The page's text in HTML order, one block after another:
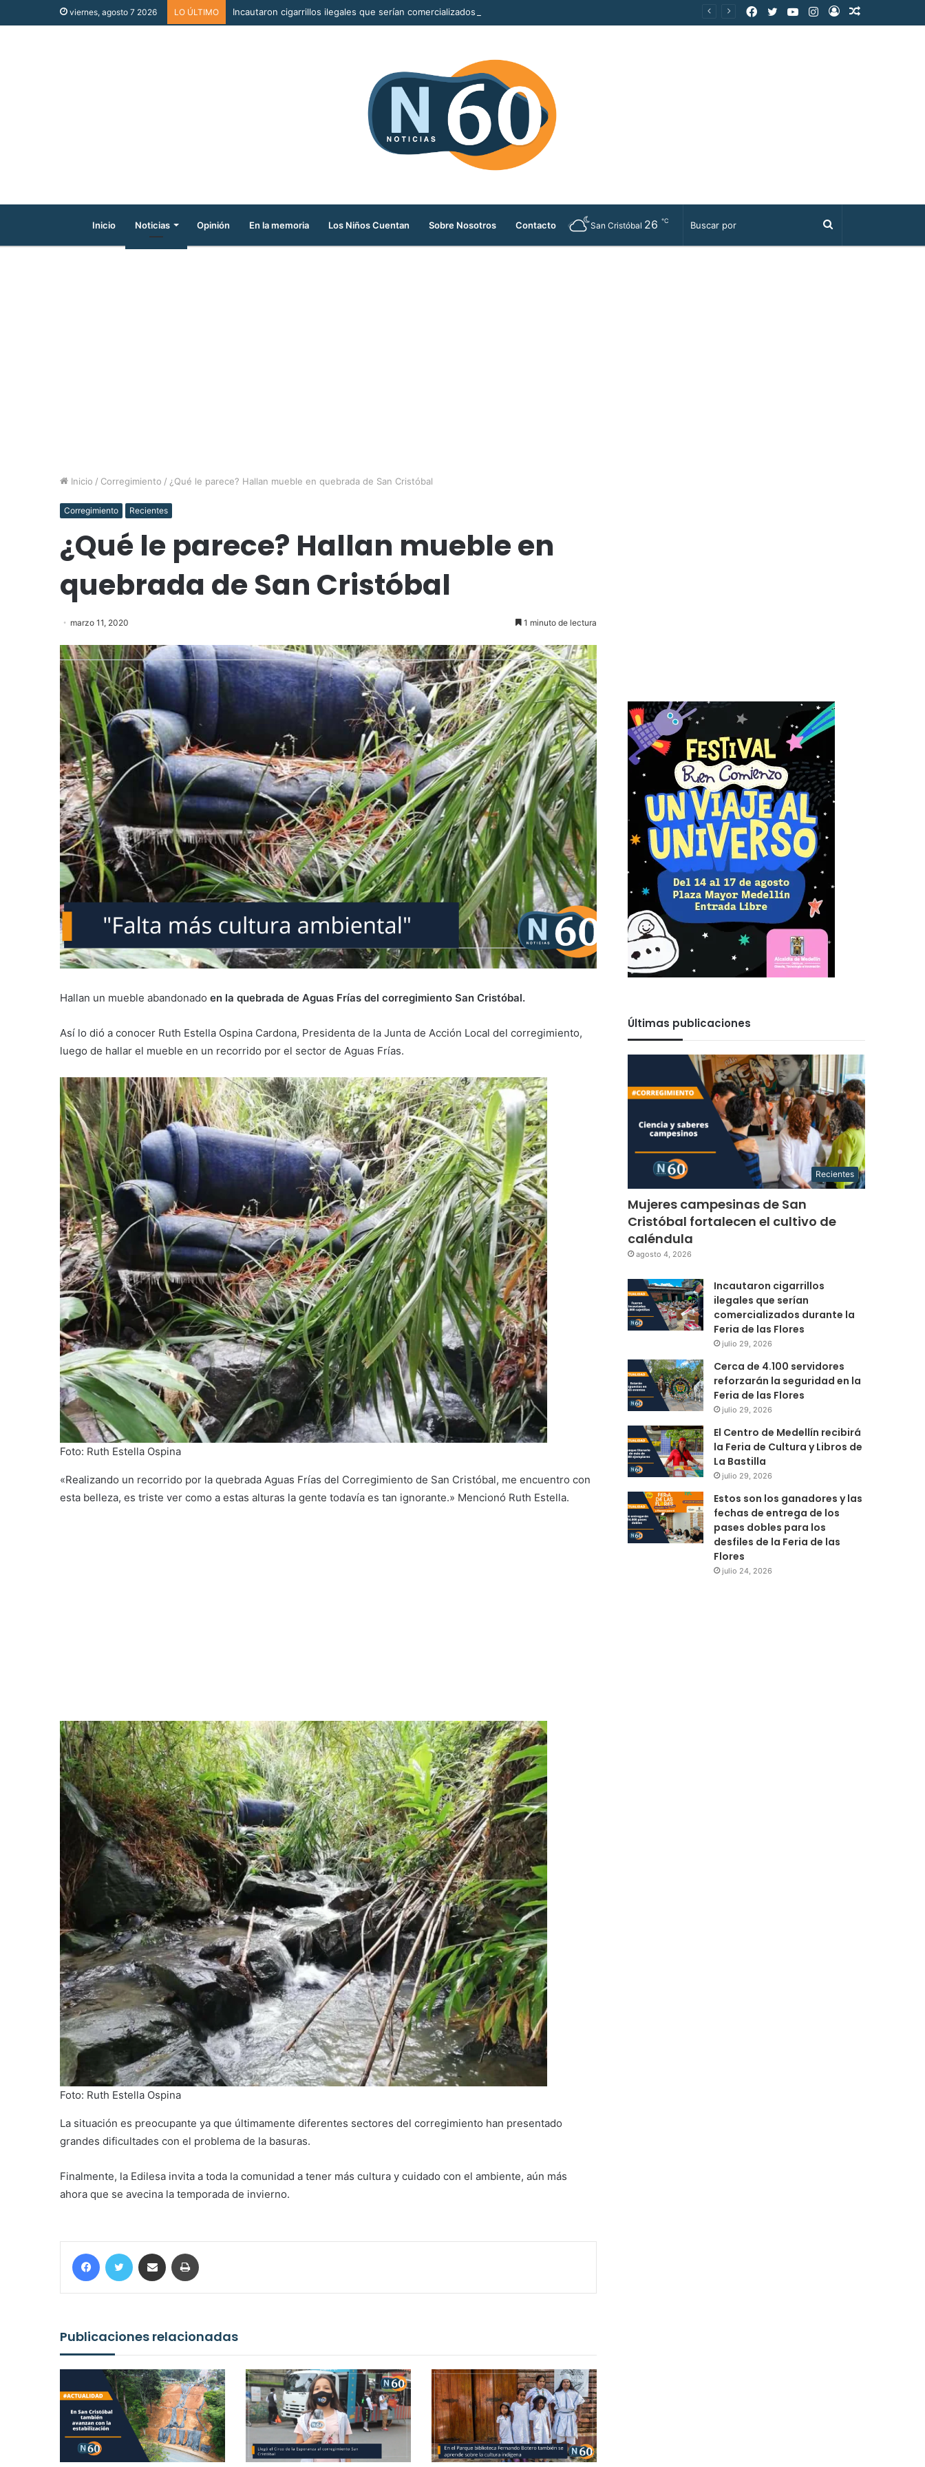
viernes, agosto 7 2026 LO ÚLTIMO Incautaron cigarrillos ilegales que serían comercializados durante la Feria de las Flores
Publicación
Acceso
Instagram
YouTube
Twitter
Facebook
Inicio Noticias Opinión En la memoria Los Niños Cuentan Sobre Nosotros Contacto Buscar
San Cristóbal 26 ℃
Inicio / Corregimiento / ¿Qué le parece? Hallan mueble en quebrada de San Cristóbal
Corregimiento Recientes
¿Qué le parece? Hallan mueble en
quebrada de San Cristóbal
marzo 11, 2020 1 minuto de lectura
Hallan un mueble abandonado en la quebrada de Aguas Frías del corregimiento San Cristóbal.
Así lo dió a conocer Ruth Estella Ospina Cardona, Presidenta de la Junta de Acción Local del corregimiento,
luego de hallar el mueble en un recorrido por el sector de Aguas Frías.
Foto: Ruth Estella Ospina
«Realizando un recorrido por la quebrada Aguas Frías del Corregimiento de San Cristóbal, me encuentro con
esta belleza, es triste ver como a estas alturas la gente todavía es tan ignorante.» Mencionó Ruth Estella.
Foto: Ruth Estella Ospina
La situación es preocupante ya que últimamente diferentes sectores del corregimiento han presentado
grandes dificultades con el problema de la basuras.
Finalmente, la Edilesa invita a toda la comunidad a tener más cultura y cuidado con el ambiente, aún más
ahora que se avecina la temporada de invierno.
FacebookTwitter Compartir por correo electrónico
Publicaciones relacionadas
Últimas publicaciones
Recientes
Mujeres campesinas de San
Cristóbal fortalecen el cultivo de
caléndula
agosto 4, 2026
Incautaron cigarrillos
ilegales que serían
comercializados durante la
Feria de las Flores
julio 29, 2026
Cerca de 4.100 servidores
reforzarán la seguridad en la
Feria de las Flores
julio 29, 2026
El Centro de Medellín recibirá
la Feria de Cultura y Libros de
La Bastilla
julio 29, 2026
Estos son los ganadores y las
fechas de entrega de los
pases dobles para los
desfiles de la Feria de las
Flores
julio 24, 2026